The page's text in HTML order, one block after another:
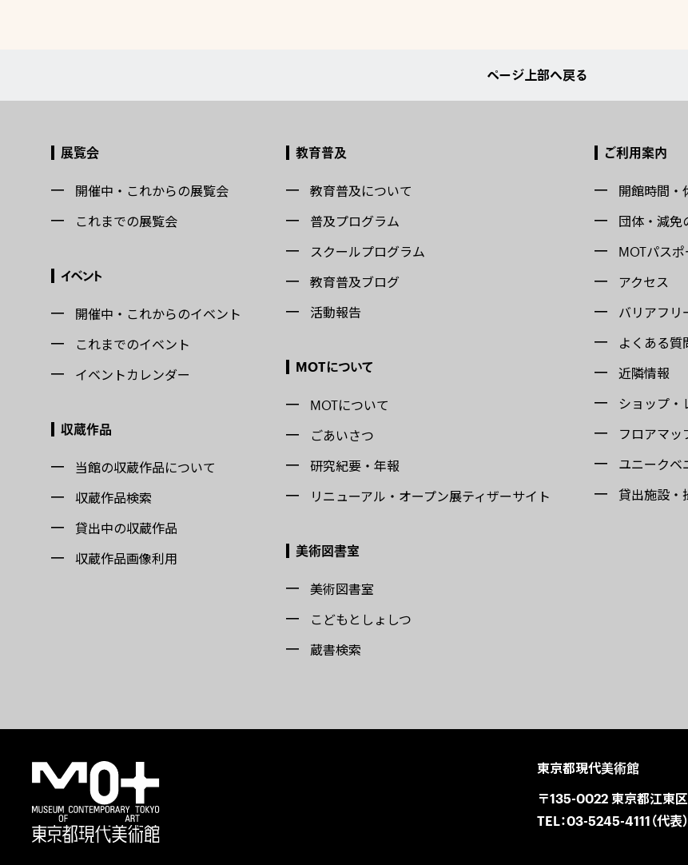
ページ上部へ戻る
展覧会
開催中・これからの展覧会
これまでの展覧会
イベント
開催中・これからのイベント
これまでのイベント
イベントカレンダー
収蔵作品
当館の収蔵作品について
収蔵作品検索
貸出中の収蔵作品
収蔵作品画像利用
教育普及
教育普及について
普及プログラム
スクールプログラム
教育普及ブログ
活動報告
MOTについて
MOTについて
ごあいさつ
研究紀要・年報
リニューアル・オープン展ティザーサイト
美術図書室
美術図書室
こどもとしょしつ
蔵書検索
ご利用案内
開館時間・
団体・減免
MOTパスポ
アクセス
バリアフリ
よくある質
近隣情報
ショップ・
フロアマッ
ユニークベ
貸出施設・
東京都現代美術館
〒135-0022 東京都江東
TEL：03-5245-4111（代表）